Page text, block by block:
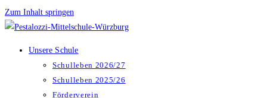
Zum Inhalt springen
Unsere Schule
Schulleben 2026/27
Schulleben 2025/26
Förderverein